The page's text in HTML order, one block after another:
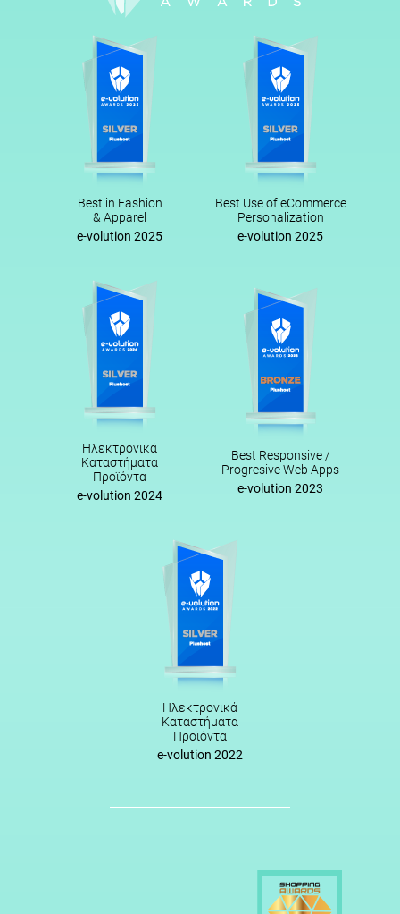
Best in Fashion
& Apparel
e-volution 2025
Best Use of eCommerce
Personalization
e-volution 2025
Ηλεκτρονικά
Καταστήματα
Προϊόντα
e-volution 2024
Best Responsive /
Progresive Web Apps
e-volution 2023
Ηλεκτρονικά
Καταστήματα
Προϊόντα
e-volution 2022